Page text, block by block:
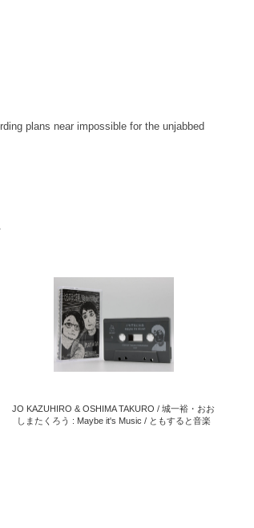
plans near impossible for the unjabbed
JO KAZUHIRO & OSHIMA TAKURO / 城一裕・おお
しまたくろう : Maybe it's Music / ともすると音楽